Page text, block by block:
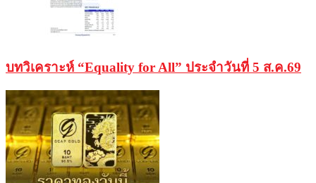
บทวิเคราะห์ “Equality for All” ประจำวันที่ 5 ส.ค.69